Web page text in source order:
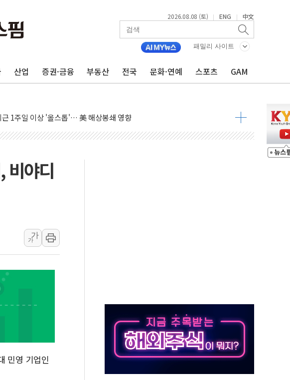
2026.08.08 (토) | ENG | 中文
패밀리 사이트
산업 증권·금융 부동산 전국 문화·연예 스포츠 GAM
금리 인상 가능성 낮아지며 상승… STOXX 600 지수는 나흘 연속 최고치
9월 동결 전망 우세
이르면 다음 주"
단 명령…트럼프 제동
은 "또 개입했나" 촉각
고용 쇼크에 반도체주 '활짝'
크'…9월 금리 인상 기대 후퇴
협정 체결
설...포항시 '시끌'
밑거름…수도권 집중 완화 전환점"
부과…美 태양광주 급등
사망해도 놀랍지 않아"
비야디
가
가
민영 기업인